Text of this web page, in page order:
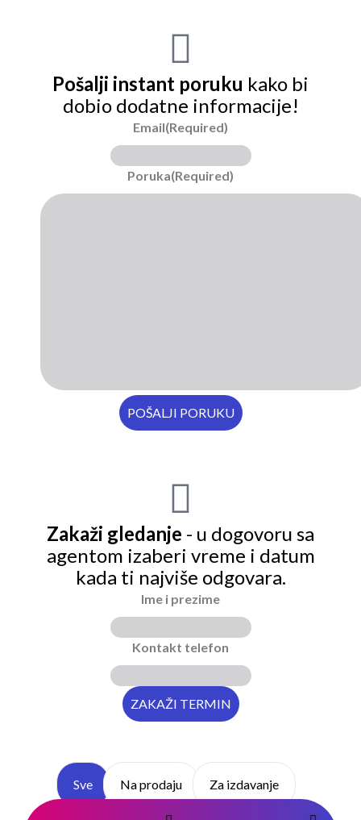
Pošalji instant poruku kako bi
dobio dodatne informacije!
Email(Required)
Poruka(Required)
Zakaži gledanje - u dogovoru sa
agentom izaberi vreme i datum
kada ti najviše odgovara.
Ime i prezime
Kontakt telefon
Sve Na prodaju Za izdavanje